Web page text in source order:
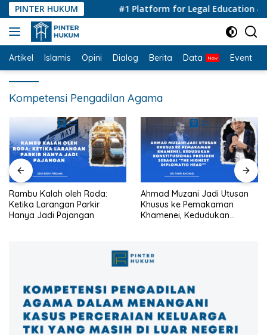
Langsung
ke
konten
PINTER HUKUM #1 Platform for Legal Education and
Artikel Islamis Opini Dialog Berita Data Event
Kompetensi Pengadilan Agama
Rambu Kalah oleh Roda:
Ketika Larangan Parkir
Hanya Jadi Pajangan
Ahmad Muzani Jadi Utusan
Khusus ke Pemakaman
Khamenei, Kedudukan